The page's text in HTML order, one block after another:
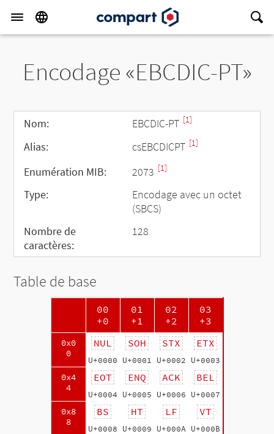
Encodage «EBCDIC-PT»
Nom: EBCDIC-PT [1]
Alias: csEBCDICPT [1]
Enumération MIB: 2073 [1]
Type:
Encodage avec un octet
(SBCS)
Nombre de
caractères:
128
Table de base
00
+0
01
+1
02
+2
03
+3
0x0
0
0x4
4
0x8
8
NUL
U+0000
SOH
U+0001
STX
U+0002
ETX
U+0003
EOT
U+0004
ENQ
U+0005
ACK
U+0006
BEL
U+0007
BS
U+0008
HT
U+0009
LF
U+000A
VT
U+000B